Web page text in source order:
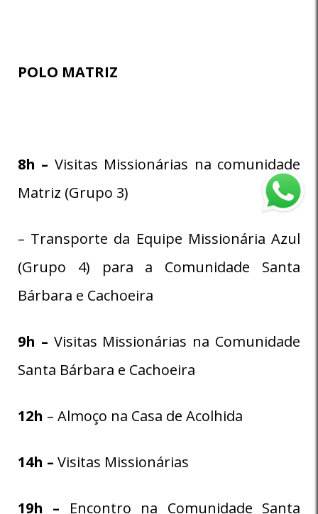
POLO MATRIZ
8h – Visitas Missionárias na comunidade
Matriz (Grupo 3)
– Transporte da Equipe Missionária Azul
(Grupo 4) para a Comunidade Santa
Bárbara e Cachoeira
9h – Visitas Missionárias na Comunidade
Santa Bárbara e Cachoeira
12h – Almoço na Casa de Acolhida
14h – Visitas Missionárias
19h – Encontro na Comunidade Santa